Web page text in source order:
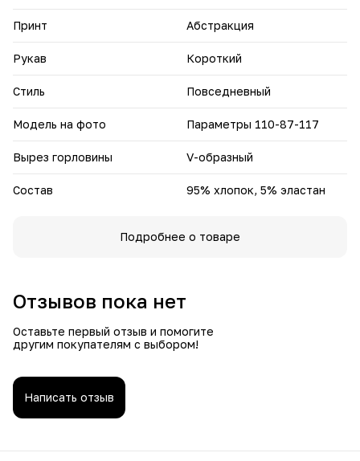
Принт Абстракция
Рукав Короткий
Стиль Повседневный
Модель на фото Параметры 110-87-117
Вырез горловины V-образный
Состав 95% хлопок, 5% эластан
Подробнее о товаре
Отзывов пока нет
Оставьте первый отзыв и помогите
другим покупателям с выбором!
Написать отзыв